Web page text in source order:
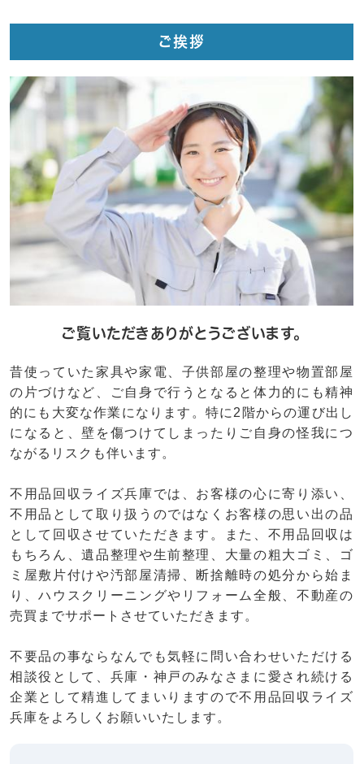
ご挨拶
ご覧いただきありがとうございます。
昔使っていた家具や家電、子供部屋の整理や物置部屋
の片づけなど、ご自身で行うとなると体力的にも精神
的にも大変な作業になります。特に2階からの運び出し
になると、壁を傷つけてしまったりご自身の怪我につ
ながるリスクも伴います。
不用品回収ライズ兵庫では、お客様の心に寄り添い、
不用品として取り扱うのではなくお客様の思い出の品
として回収させていただきます。また、不用品回収は
もちろん、遺品整理や生前整理、大量の粗大ゴミ、ゴ
ミ屋敷片付けや汚部屋清掃、断捨離時の処分から始ま
り、ハウスクリーニングやリフォーム全般、不動産の
売買までサポートさせていただきます。
不要品の事ならなんでも気軽に問い合わせいただける
相談役として、兵庫・神戸のみなさまに愛され続ける
企業として精進してまいりますので不用品回収ライズ
兵庫をよろしくお願いいたします。